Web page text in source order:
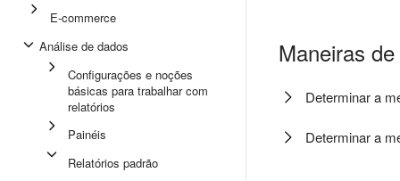
E-commerce
Análise de dados
Configurações e noções
básicas para trabalhar com
relatórios
Painéis
Relatórios padrão
Maneiras
Determinar a
Determinar a